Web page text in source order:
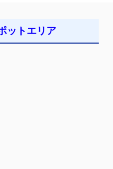
ットエリア